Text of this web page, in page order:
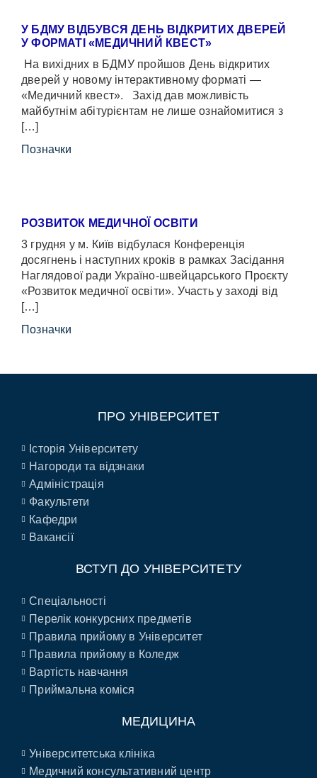
У БДМУ ВІДБУВСЯ ДЕНЬ ВІДКРИТИХ ДВЕРЕЙ
У ФОРМАТІ «МЕДИЧНИЙ КВЕСТ»
На вихідних в БДМУ пройшов День відкритих
дверей у новому інтерактивному форматі —
«Медичний квест». Захід дав можливість
майбутнім абітурієнтам не лише ознайомитися з
[…]
Позначки
РОЗВИТОК МЕДИЧНОЇ ОСВІТИ
3 грудня у м. Київ відбулася Конференція
досягнень і наступних кроків в рамках Засідання
Наглядової ради Україно-швейцарського Проєкту
«Розвиток медичної освіти». Участь у заході від
[…]
Позначки
ПРО УНІВЕРСИТЕТ
Історія Університету
Нагороди та відзнаки
Адміністрація
Факультети
Кафедри
Вакансії
ВСТУП ДО УНІВЕРСИТЕТУ
Спеціальності
Перелік конкурсних предметів
Правила прийому в Університет
Правила прийому в Коледж
Вартість навчання
Приймальна коміся
МЕДИЦИНА
Університетська клініка
Медичний консультативний центр